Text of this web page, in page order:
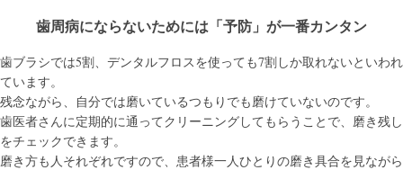
歯周病にならないためには「予防」が一番カンタン
歯ブラシでは5割、デンタルフロスを使っても7割しか取れないといわれ
ています。
残念ながら、自分では磨いているつもりでも磨けていないのです。
歯医者さんに定期的に通ってクリーニングしてもらうことで、磨き残し
をチェックできます。
磨き方も人それぞれですので、患者様一人ひとりの磨き具合を見ながら